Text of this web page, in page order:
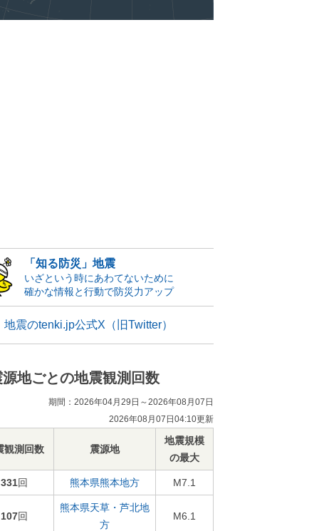
「知る防災」地震
いざという時にあわてないために
確かな情報と行動で防災力アップ
地震のtenki.jp公式X（旧Twitter）
源地ごとの地震観測回数
期間：2026年04月29日～2026年08月07日
2026年08月07日04:10更新
観測回数 震源地
地震規模
の最大
331回 熊本県熊本地方 M7.1
107回
熊本県天草・芦北地
方
M6.1